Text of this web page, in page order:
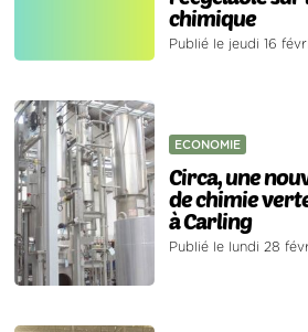
chimique
Publié le jeudi 16
ECONOMIE
Circa, une
de chimie
à Carling
Publié le lundi 28